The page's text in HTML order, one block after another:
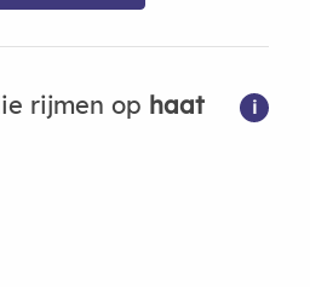
rijmen op haat i